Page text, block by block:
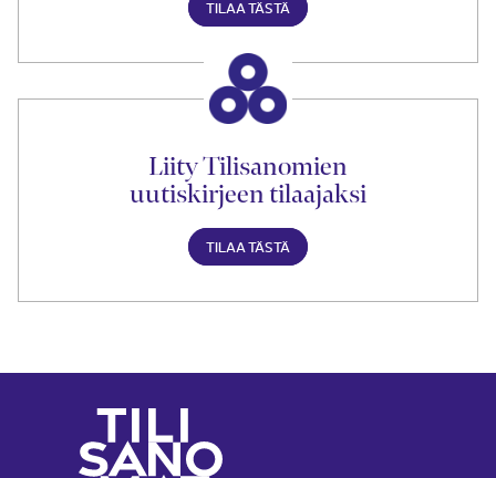
TILAA TÄSTÄ
Liity Tilisanomien
uutiskirjeen tilaajaksi
TILAA TÄSTÄ